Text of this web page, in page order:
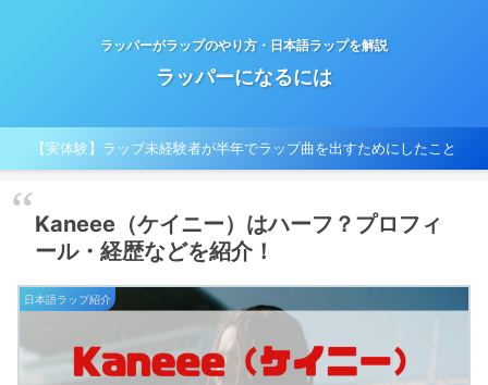
ラッパーがラップのやり方・日本語ラップを解説
ラッパーになるには
【実体験】ラップ未経験者が半年でラップ曲を出すためにしたこと
Kaneee（ケイニー）はハーフ？プロフィ
ール・経歴などを紹介！
日本語ラップ紹介